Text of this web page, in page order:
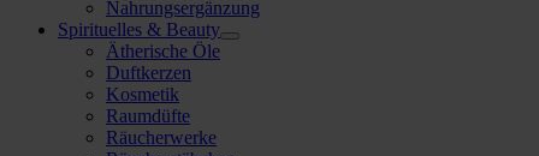
Nahrungsergänzung
Spirituelles & Beauty
Ätherische Öle
Duftkerzen
Kosmetik
Raumdüfte
Räucherwerke